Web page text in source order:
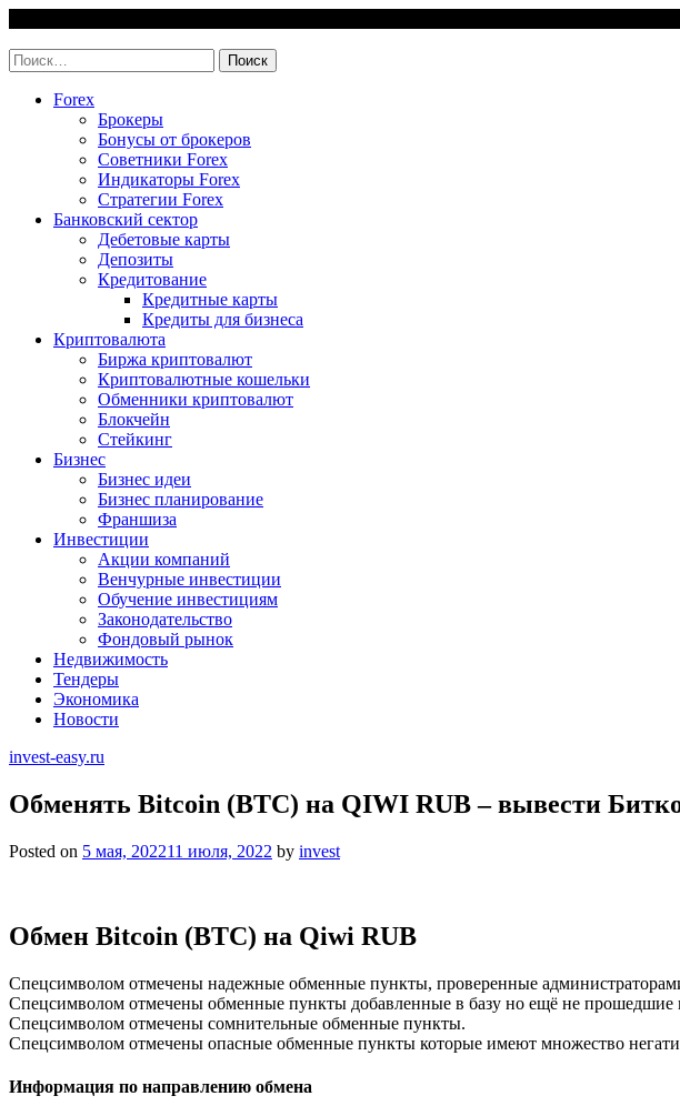
content
Найти:
Forex
Брокеры
Бонусы от брокеров
Советники Forex
Индикаторы Forex
Стратегии Forex
Банковский сектор
Дебетовые карты
Депозиты
Кредитование
Кредитные карты
Кредиты для бизнеса
Криптовалюта
Биржа криптовалют
Криптовалютные кошельки
Обменники криптовалют
Блокчейн
Стейкинг
Бизнес
Бизнес идеи
Бизнес планирование
Франшиза
Инвестиции
Акции компаний
Венчурные инвестиции
Обучение инвестициям
Законодательство
Фондовый рынок
Недвижимость
Тендеры
Экономика
Новости
invest-easy.ru
Обменять Bitcoin (BTC) на QIWI RUB – вывести
Posted on 5 мая, 202211 июля, 2022 by invest
Обмен Bitcoin (BTC) на Qiwi RUB
Спецсимволом отмечены надежные обменные пункты, проверенные
Спецсимволом отмечены обменные пункты добавленные в базу но ещё не
Спецсимволом отмечены сомнительные обменные пункты.
Спецсимволом отмечены опасные обменные пункты которые имеют множество
Информация по направлению обмена